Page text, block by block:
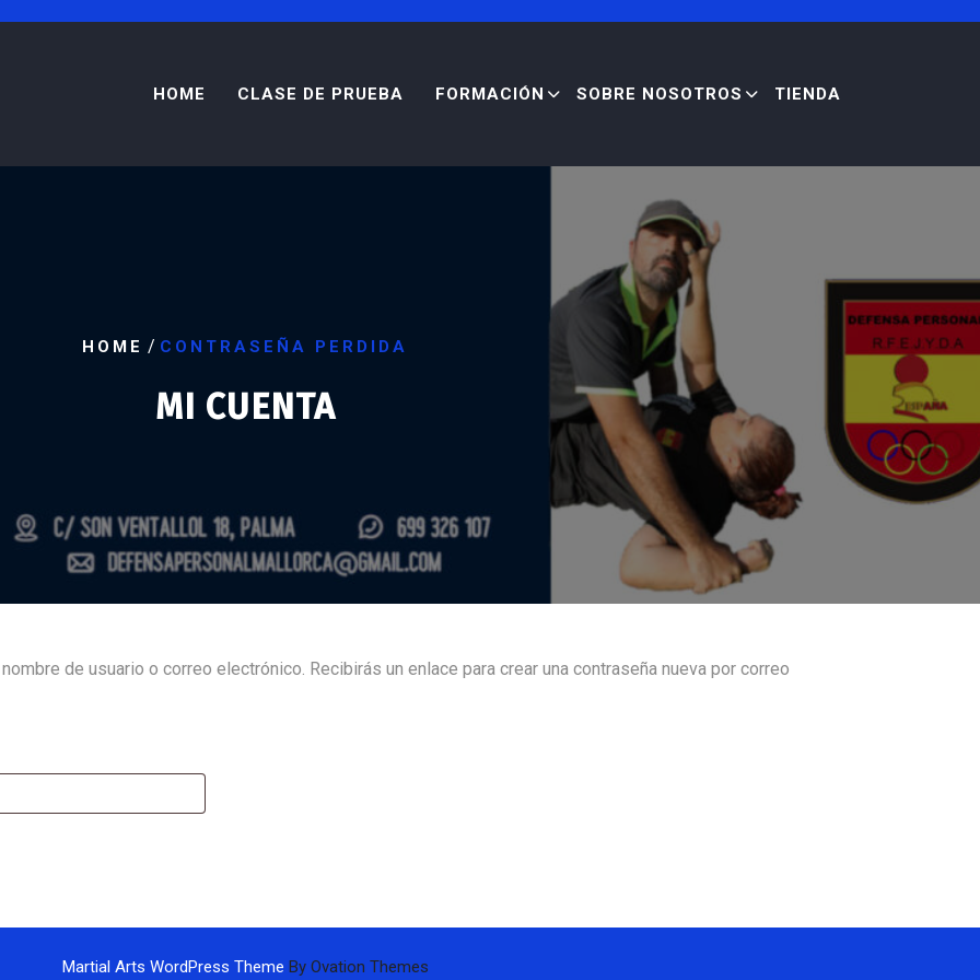
HOME CLASE DE PRUEBA FORMACIÓN SOBRE NOSOTROS TIENDA
HOME / CONTRASEÑA PERDIDA
MI CUENTA
de usuario o correo electrónico. Recibirás un enlace para crear una contraseña nueva por correo
Martial Arts WordPress Theme By Ovation Themes